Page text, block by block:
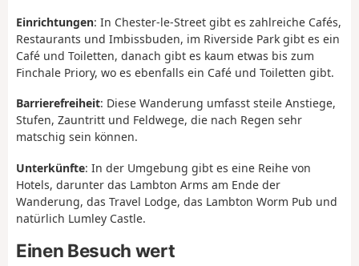
Einrichtungen: In Chester-le-Street gibt es zahlreiche Cafés,
Restaurants und Imbissbuden, im Riverside Park gibt es ein
Café und Toiletten, danach gibt es kaum etwas bis zum
Finchale Priory, wo es ebenfalls ein Café und Toiletten gibt.
Barrierefreiheit: Diese Wanderung umfasst steile Anstiege,
Stufen, Zauntritt und Feldwege, die nach Regen sehr
matschig sein können.
Unterkünfte: In der Umgebung gibt es eine Reihe von
Hotels, darunter das Lambton Arms am Ende der
Wanderung, das Travel Lodge, das Lambton Worm Pub und
natürlich Lumley Castle.
Einen Besuch wert